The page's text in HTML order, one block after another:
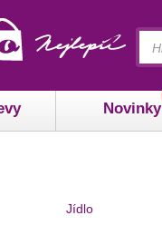
Novinky
Jídlo